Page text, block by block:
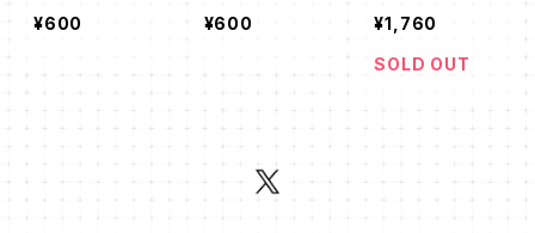
ト】※在庫限り※
¥600
ット】※在庫限り
¥600
ーセット【2個入
り】
¥1,760
SOLD OUT